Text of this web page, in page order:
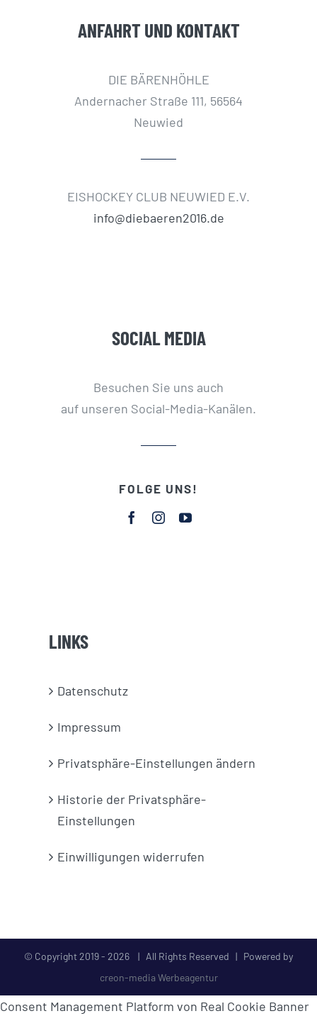
ANFAHRT UND KONTAKT
DIE BÄRENHÖHLE
Andernacher Straße 111, 56564
Neuwied
EISHOCKEY CLUB NEUWIED E.V.
info@diebaeren2016.de
SOCIAL MEDIA
Besuchen Sie uns auch
auf unseren Social-Media-Kanälen.
FOLGE UNS!
LINKS
Datenschutz
Impressum
Privatsphäre-Einstellungen ändern
Historie der Privatsphäre-
Einstellungen
Einwilligungen widerrufen
© Copyright 2019 - 2026 | All Rights Reserved | Powered by
creon-media Werbeagentur
Consent Management Platform von Real Cookie Banner